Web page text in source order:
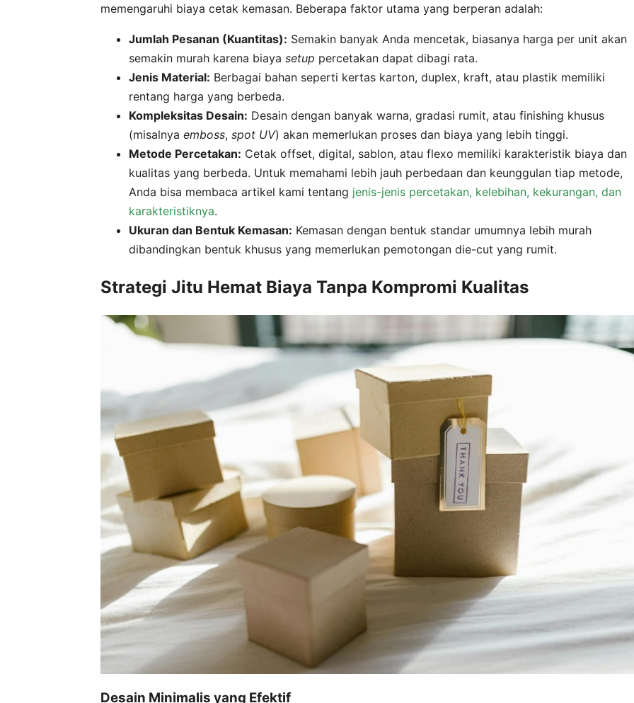
memengaruhi biaya cetak kemasan. Beberapa faktor utama yang berperan adalah:
Jumlah Pesanan (Kuantitas): Semakin banyak Anda mencetak, biasanya harga per unit akan
semakin murah karena biaya setup percetakan dapat dibagi rata.
Jenis Material: Berbagai bahan seperti kertas karton, duplex, kraft, atau plastik memiliki
rentang harga yang berbeda.
Kompleksitas Desain: Desain dengan banyak warna, gradasi rumit, atau finishing khusus
(misalnya emboss, spot UV) akan memerlukan proses dan biaya yang lebih tinggi.
Metode Percetakan: Cetak offset, digital, sablon, atau flexo memiliki karakteristik biaya dan
kualitas yang berbeda. Untuk memahami lebih jauh perbedaan dan keunggulan tiap metode,
Anda bisa membaca artikel kami tentang jenis-jenis percetakan, kelebihan, kekurangan, dan
karakteristiknya.
Ukuran dan Bentuk Kemasan: Kemasan dengan bentuk standar umumnya lebih murah
dibandingkan bentuk khusus yang memerlukan pemotongan die-cut yang rumit.
Strategi Jitu Hemat Biaya Tanpa Kompromi Kualitas
Desain Minimalis yang Efektif